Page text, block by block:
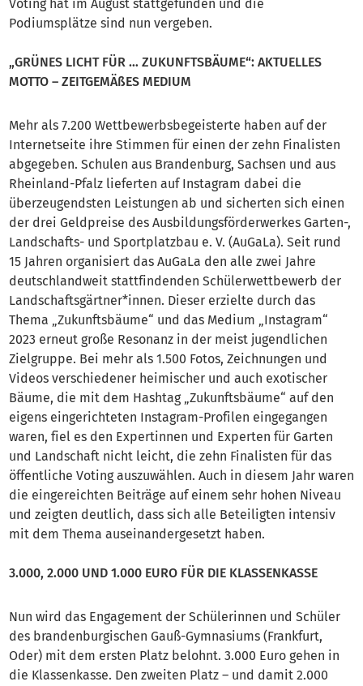
Voting hat im August stattgefunden und die
Podiumsplätze sind nun vergeben.
„GRÜNES LICHT FÜR … ZUKUNFTSBÄUME“: AKTUELLES
MOTTO – ZEITGEMÄßES MEDIUM
Mehr als 7.200 Wettbewerbsbegeisterte haben auf der
Internetseite ihre Stimmen für einen der zehn Finalisten
abgegeben. Schulen aus Brandenburg, Sachsen und aus
Rheinland-Pfalz lieferten auf Instagram dabei die
überzeugendsten Leistungen ab und sicherten sich einen
der drei Geldpreise des Ausbildungsförderwerkes Garten-,
Landschafts- und Sportplatzbau e. V. (AuGaLa). Seit rund
15 Jahren organisiert das AuGaLa den alle zwei Jahre
deutschlandweit stattfindenden Schülerwettbewerb der
Landschaftsgärtner*innen. Dieser erzielte durch das
Thema „Zukunftsbäume“ und das Medium „Instagram“
2023 erneut große Resonanz in der meist jugendlichen
Zielgruppe. Bei mehr als 1.500 Fotos, Zeichnungen und
Videos verschiedener heimischer und auch exotischer
Bäume, die mit dem Hashtag „Zukunftsbäume“ auf den
eigens eingerichteten Instagram-Profilen eingegangen
waren, fiel es den Expertinnen und Experten für Garten
und Landschaft nicht leicht, die zehn Finalisten für das
öffentliche Voting auszuwählen. Auch in diesem Jahr waren
die eingereichten Beiträge auf einem sehr hohen Niveau
und zeigten deutlich, dass sich alle Beteiligten intensiv
mit dem Thema auseinandergesetzt haben.
3.000, 2.000 UND 1.000 EURO FÜR DIE KLASSENKASSE
Nun wird das Engagement der Schülerinnen und Schüler
des brandenburgischen Gauß-Gymnasiums (Frankfurt,
Oder) mit dem ersten Platz belohnt. 3.000 Euro gehen in
die Klassenkasse. Den zweiten Platz – und damit 2.000